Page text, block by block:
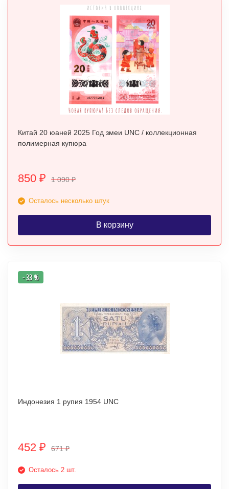
Китай 20 юаней 2025 Год змеи UNC / коллекционная
полимерная купюра
850 ₽ 1 090₽
Осталось несколько штук
В корзину
- 33 %
Индонезия 1 рупия 1954 UNC
452 ₽ 671₽
Осталось 2 шт.